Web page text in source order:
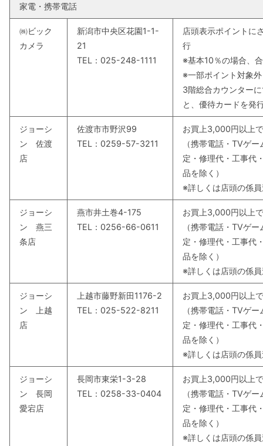
家電・携帯電話
㈱ビック
カメラ
新潟市中央区花園1-1-
21
TEL：025-248-1111
店頭表示ポイントに
行
※基本10％の場合、
※一部ポイント対象
3階総合カウンター
と、優待カードを発
ジョーシ
ン 佐渡
店
佐渡市市野沢99
TEL：0259-57-3211
お買上3,000円以上
（携帯電話・TVゲ
定・修理代・工事代
品を除く）
※詳しくは店頭の係
ジョーシ
ン 燕三
条店
燕市井土巻4-175
TEL：0256-66-0611
お買上3,000円以上
（携帯電話・TVゲ
定・修理代・工事代
品を除く）
※詳しくは店頭の係
ジョーシ
ン 上越
店
上越市藤野新田1176-2
TEL：025-522-8211
お買上3,000円以上
（携帯電話・TVゲ
定・修理代・工事代
品を除く）
※詳しくは店頭の係
ジョーシ
ン 長岡
愛宕店
長岡市東栄1-3-28
TEL：0258-33-0404
お買上3,000円以上
（携帯電話・TVゲ
定・修理代・工事代
品を除く）
※詳しくは店頭の係